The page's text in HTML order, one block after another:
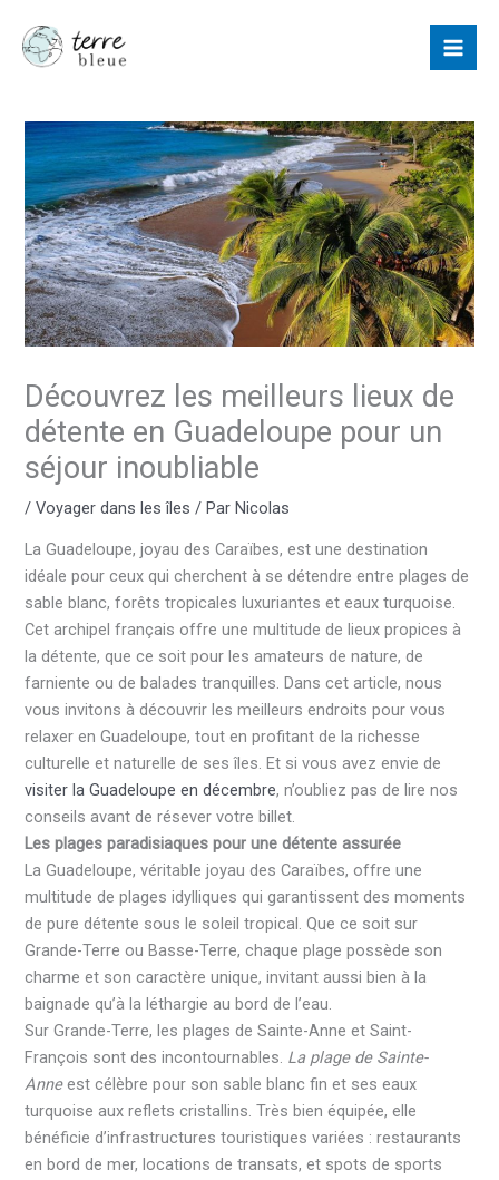
contenu
Découvrez les meilleurs lieux de
détente en Guadeloupe pour un
séjour inoubliable
/Voyager dans les îles / ParNicolas
La Guadeloupe, joyau des Caraïbes, est une destination
idéale pour ceux qui cherchent à se détendre entre plages de
sable blanc, forêts tropicales luxuriantes et eaux turquoise.
Cet archipel français offre une multitude de lieux propices à
la détente, que ce soit pour les amateurs de nature, de
farniente ou de balades tranquilles. Dans cet article, nous
vous invitons à découvrir les meilleurs endroits pour vous
relaxer en Guadeloupe, tout en profitant de la richesse
culturelle et naturelle de ses îles. Et si vous avez envie de
visiter la Guadeloupe en décembre, n’oubliez pas de lire nos
conseils avant de résever votre billet.
Les plages paradisiaques pour une détente assurée
La Guadeloupe, véritable joyau des Caraïbes, offre une
multitude de plages idylliques qui garantissent des moments
de pure détente sous le soleil tropical. Que ce soit sur
Grande-Terre ou Basse-Terre, chaque plage possède son
charme et son caractère unique, invitant aussi bien à la
baignade qu’à la léthargie au bord de l’eau.
Sur Grande-Terre, les plages de Sainte-Anne et Saint-
François sont des incontournables. La plage de Sainte-
Anneest célèbre pour son sable blanc fin et ses eaux
turquoise aux reflets cristallins. Très bien équipée, elle
bénéficie d’infrastructures touristiques variées : restaurants
en bord de mer, locations de transats, et spots de sports